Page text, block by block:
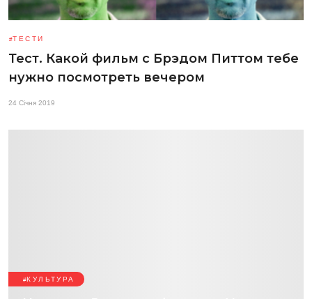
ТЕСТИ
Тест. Какой фильм с Брэдом Питтом тебе
нужно посмотреть вечером
24 Січня 2019
КУЛЬТУРА